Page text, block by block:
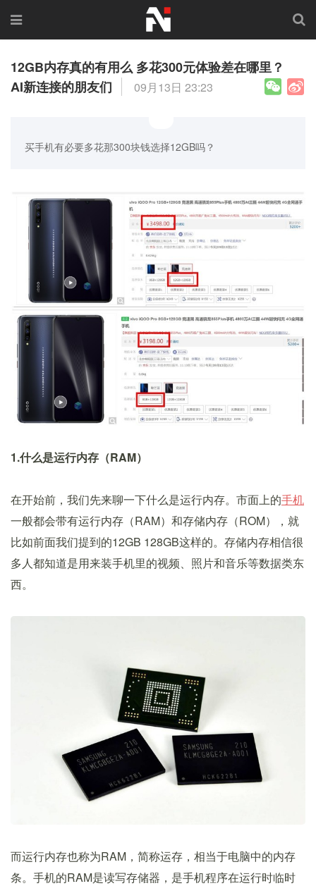
12GB内存真的有用么 多花300元体验差在哪里？
AI新连接的朋友们
09月13日 23:23
买手机有必要多花那300块钱选择12GB吗？
1.什么是运行内存（RAM）
在开始前，我们先来聊一下什么是运行内存。市面上的手机
一般都会带有运行内存（RAM）和存储内存（ROM），就
比如前面我们提到的12GB 128GB这样的。存储内存相信很
多人都知道是用来装手机里的视频、照片和音乐等数据类东
西。
而运行内存也称为RAM，简称运存，相当于电脑中的内存
条。手机的RAM是读写存储器，是手机程序在运行时临时